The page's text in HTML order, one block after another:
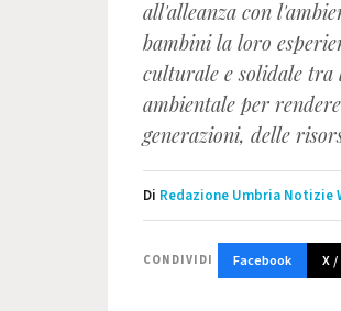
all'alleanza con
bambini la loro
culturale e solidale tra
ambientale per
generazioni, delle
Di Redazione Umbria Notizie
CONDIVIDI Facebook X